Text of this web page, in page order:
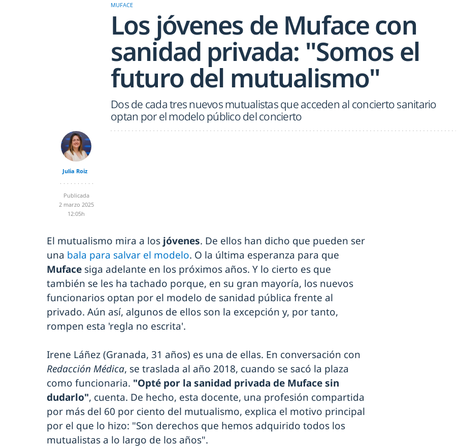
MUFACE
Los jóvenes de Muface con
sanidad privada: "Somos el
futuro del mutualismo"
Dos de cada tres nuevos mutualistas que acceden al concierto sanitario
optan por el modelo público del concierto
Julia Roiz
Publicada
2 marzo 2025
12:05h
El mutualismo mira a los jóvenes. De ellos han dicho que pueden ser
una bala para salvar el modelo. O la última esperanza para que
Muface siga adelante en los próximos años. Y lo cierto es que
también se les ha tachado porque, en su gran mayoría, los nuevos
funcionarios optan por el modelo de sanidad pública frente al
privado. Aún así, algunos de ellos son la excepción y, por tanto,
rompen esta 'regla no escrita'.
Irene Láñez (Granada, 31 años) es una de ellas. En conversación con
Redacción Médica, se traslada al año 2018, cuando se sacó la plaza
como funcionaria. "Opté por la sanidad privada de Muface sin
dudarlo", cuenta. De hecho, esta docente, una profesión compartida
por más del 60 por ciento del mutualismo, explica el motivo principal
por el que lo hizo: "Son derechos que hemos adquirido todos los
mutualistas a lo largo de los años".